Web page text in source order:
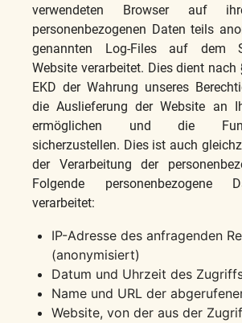
verwendeten Browser auf
personenbezogenen Daten teils
genannten Log-Files auf dem
Website verarbeitet. Dies dient nach
EKD der Wahrung unseres
die Auslieferung der Website an
ermöglichen und die
sicherzustellen. Dies ist auch
der Verarbeitung der
Folgende personenbezogene
verarbeitet:
IP-Adresse des anfragenden
(anonymisiert)
Datum und Uhrzeit des
Name und URL der
Website, von der aus der